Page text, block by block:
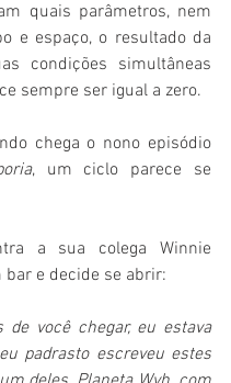
quais parâmetros, nem
e espaço, o resultado da
condições simultâneas
sempre ser igual a zero.
chega o nono episódio
, um ciclo parece se
a sua colega Winnie
bar e decide se abrir:
de você chegar, eu estava
padrasto escreveu estes